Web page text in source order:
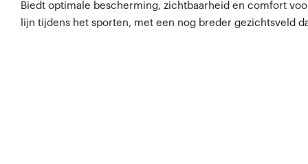
Biedt optimale bescherming, zichtbaarheid en comfort
lijn tijdens het sporten, met een nog breder gezichtsveld